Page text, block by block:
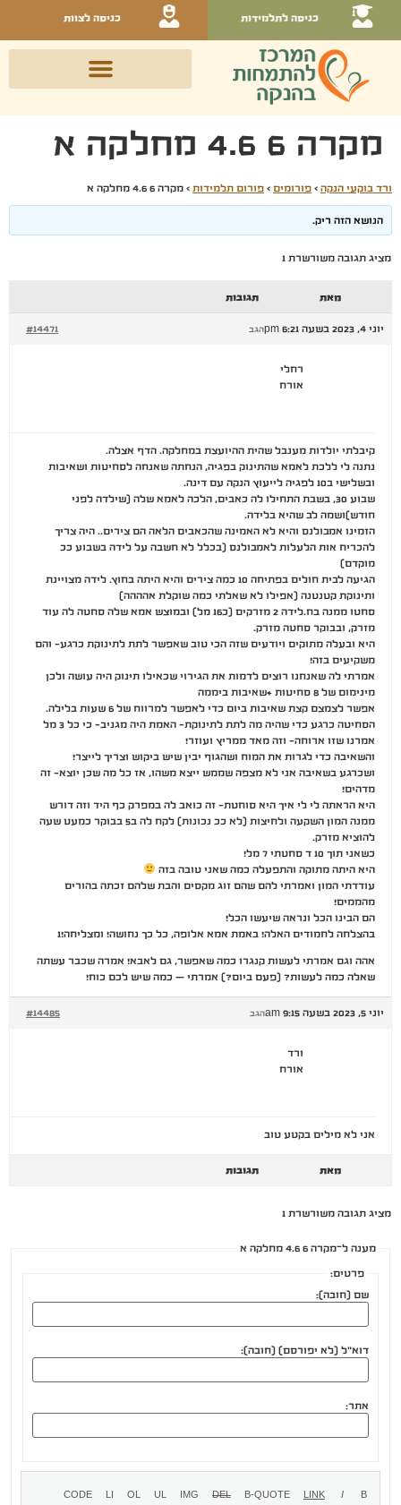
כניסה לתלמידות כניסה לצוות
מקרה 6 4.6 מחלקה א
ורד בוקעי הנקה › פורומים › פורום תלמידות › מקרה 6 4.6 מחלקה א
הנושא הזה ריק.
מציג תגובה משורשרת 1
מאת תגובות
יוני 4, 2023 בשעה 6:21 pm #14471 הגב
רחלי
אורח
קיבלתי יולדות מענבל שהית ההיועצת במחלקה. הדף אצלה.
נתנה לי ללכת לאמא שהתינוק בפגיה, הנחתה שאנחה לסחיטות ושאיבות
ובשלישי ב10 לפגיה לייעוץ הנקה עם דינה.
שבוע 30, בשבת התחילו לה כאבים, הלכה לאמא שלה (שילדה לפני
חודש)ושמה לב שהיא בלידה.
הזמינו אמבולנס והיא לא האמינה שהכאבים הלאה הם צירים.. היה צריך
להכריח אות הלעלות לאמבולנס (בכלל לא חשבה על לידה בשבוע ככ
מוקדם)
הגיעה לבית חולים בפתיחה 10 כמה צירים והיא היתה בחוץ. לידה מצויינת
ותינוקת קטנטנה (אפילו לא שאלתי כמה שוקלת אהההה)
סחטו ממנה בח.לידה 2 מזרקים (כ16 מל) ובמוצש אמא שלה סחטה לה עוד
מזרק, ובבוקר סחטה מזרק.
היא ובעלה מתוקים ויודעים שזה הכי טוב שאפשר לתת לתינוקת כרגע- והם
משקיעים בזה!
אמרתי לה שאנחנו רוצים לדמות את הגירוי שכאילו תינוק היה עושה ולכן
מינימום של 8 סחיטות +שאיבות ביממה
אפשר לצמצם קצת שאיבות ביום כדי לאפשר למרווח של 6 שעות בלילה.
הסחיטה כרגע כדי שהיה מה לתת לתינוקת- האמת היה מגניב- כי כל 3 מל
אמרנו שזו ארוחה- וזה מאד ממריץ ועוזר!
והשאיבה כדי לגרות את המוח ושהגוף יבין שיש ביקוש וצריך לייצר!
ושכרגע בשאיבה אני לא מצפה שממש ייצא משהו, אז כל מה שכן יוצא- זה
מדהים!
היא הראתה לי לי איך היא סוחטת- זה כואב לה במפרק כף היד וזה דורש
ממנה המון השקעה ולחיצות (לא ככ נכונות) לקח לה ב5 בבוקר כמעט שעה
להוציא מזרק.
כשאני תוך 10 ד סחטתי 7 מל!
היא היתה מתוקה והתפעלה כמה שאני טובה בזה
עודדתי המון ואמרתי להם שהם זוג מקסים והבת שלהם זכתה בהורים
מהממים!
הם הבינו הכל ונראה שיעשו הכל!
בהצלחה לחמודים האלה! באמת אמא אלופה, כל כך נחושה! ומצליחה!1
אהה וגם אמרתי לעשות קנגרו כמה שאפשר, גם לאבא! אמרה שכבר עשתה
שאלה כמה לעשות? (פעם ביום?) אמרתי – כמה שיש לכם כוח!
יוני 5, 2023 בשעה 9:15 am #14485 הגב
ורד
אורח
אני לא מילים בקטע טוב
מאת תגובות
מציג תגובה משורשרת 1
מענה ל־מקרה 6 4.6 מחלקה א
פרטים:
שם (חובה):
דוא"ל (לא יפורסם) (חובה):
אתר: